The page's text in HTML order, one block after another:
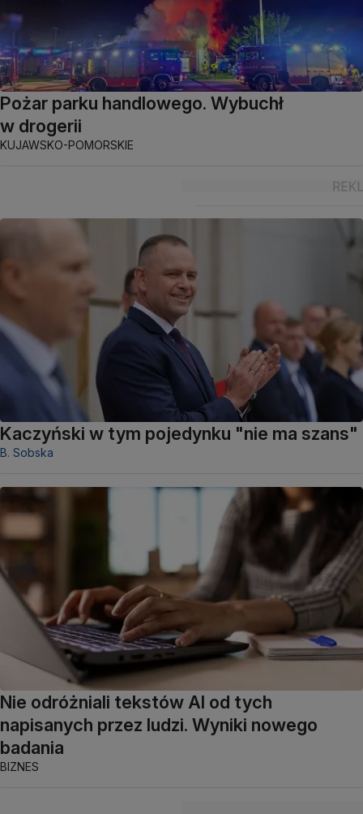
Pożar parku handlowego. Wybuchł
w drogerii
KUJAWSKO-POMORSKIE
Kaczyński w tym pojedynku "nie ma szans"
B. Sobska
Nie odróżniali tekstów AI od tych
napisanych przez ludzi. Wyniki nowego
badania
BIZNES